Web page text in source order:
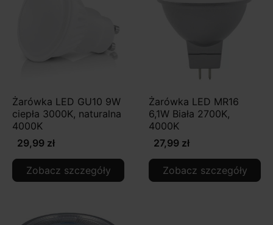
Żarówka LED GU10 9W
ciepła 3000K, naturalna
4000K
29,99 zł
Zobacz szczegóły
Żarówka LED MR16
6,1W Biała 2700K,
4000K
27,99 zł
Zobacz szczegóły